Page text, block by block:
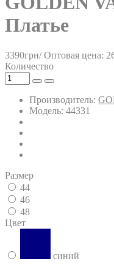
Платье
3390грн/ Оптовая цена:
Количество
Производитель:
Модель: 44331
Размер
44
46
48
Цвет
синий